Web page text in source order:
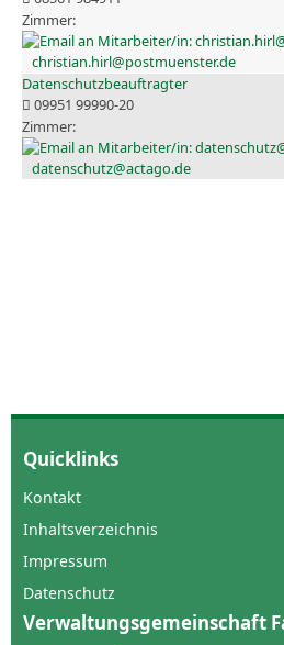
christian.hirl@postmuenster.de
Datenschutzbeauftragter
09951 99990-20
datenschutz@actago.de
Quicklinks
Kontakt
Inhaltsverzeichnis
Impressum
Datenschutz
Verwaltungsgemeinschaft